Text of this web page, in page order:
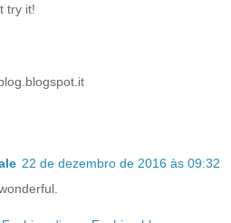
try it!
22 de dezembro de 2016 às 09:32